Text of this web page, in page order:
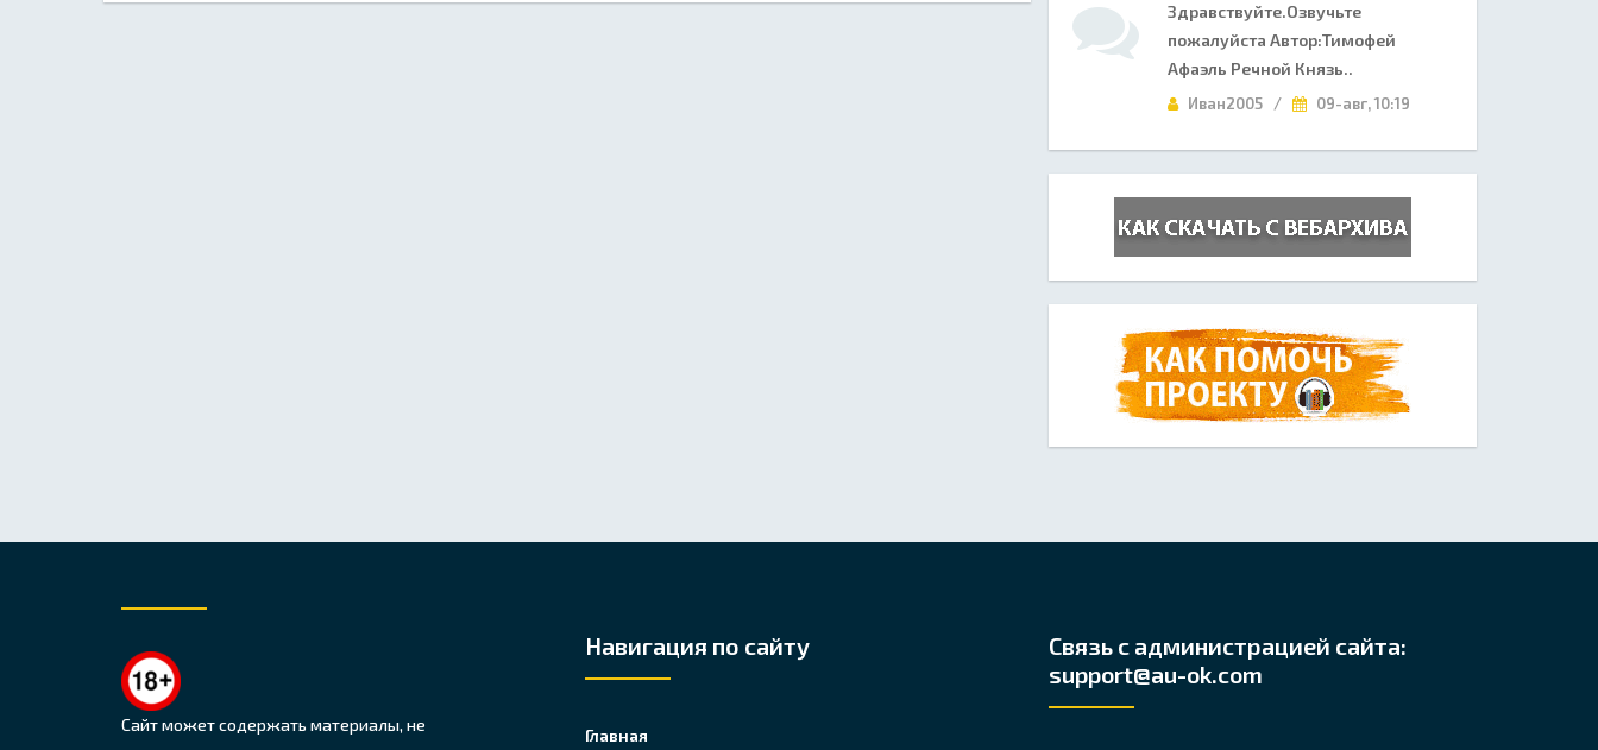
Здравствуйте.Озвучьте
пожалуйста Автор:Тимофей
Афаэль Речной Князь..
Иван2005 / 09-авг, 10:19
Сайт может содержать материалы, не
Навигация по сайту
Главная
Связь с администрацией сайта:
support@au-ok.com